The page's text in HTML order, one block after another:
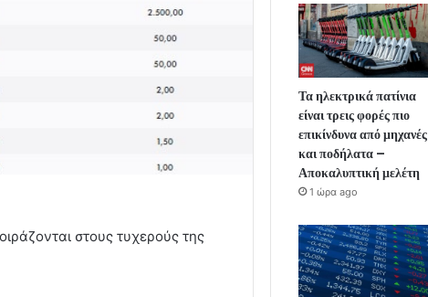
στους τυχερούς της
Τα ηλεκτρικά πατίνια
είναι τρεις φορές πιο
επικίνδυνα από μηχανές
και ποδήλατα –
Αποκαλυπτική μελέτη
1 ώρα ago